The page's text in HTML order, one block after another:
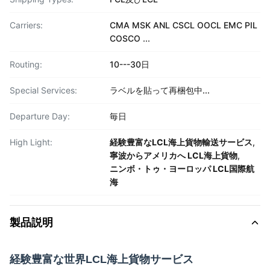
Carriers:
CMA MSK ANL CSCL OOCL EMC PIL
COSCO ...
Routing: 10---30日
Special Services: ラベルを貼って再梱包中...
Departure Day: 毎日
High Light: 経験豊富なLCL海上貨物輸送サービス,
寧波からアメリカへ LCL海上貨物,
ニンボ・トゥ・ヨーロッパ LCL国際航
海
製品説明
経験豊富な世界LCL海上貨物サービス